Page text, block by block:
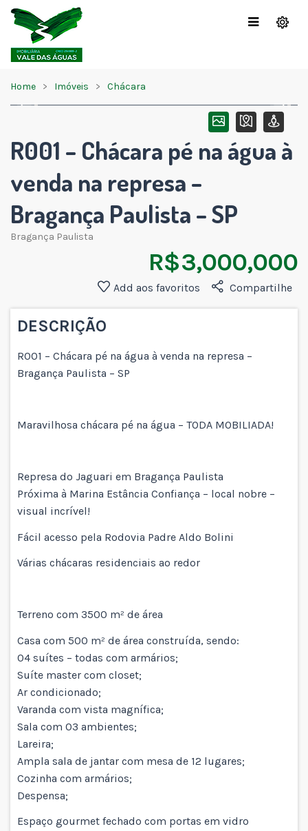
Home Imóveis Chácara
R001 – Chácara pé na água à
venda na represa –
Bragança Paulista – SP
Bragança Paulista
R$ 3,000,000
Compartilhe
Add aos favoritos
DESCRIÇÃO
R001 – Chácara pé na água à venda na represa –
Bragança Paulista – SP
Maravilhosa chácara pé na água – TODA MOBILIADA!
Represa do Jaguari em Bragança Paulista
Próxima à Marina Estância Confiança – local nobre –
visual incrível!
Fácil acesso pela Rodovia Padre Aldo Bolini
Várias chácaras residenciais ao redor
Terreno com 3500 m² de área
Casa com 500 m² de área construída, sendo:
04 suítes – todas com armários;
Suíte master com closet;
Ar condicionado;
Varanda com vista magnífica;
Sala com 03 ambientes;
Lareira;
Ampla sala de jantar com mesa de 12 lugares;
Cozinha com armários;
Despensa;
Espaço gourmet fechado com portas em vidro